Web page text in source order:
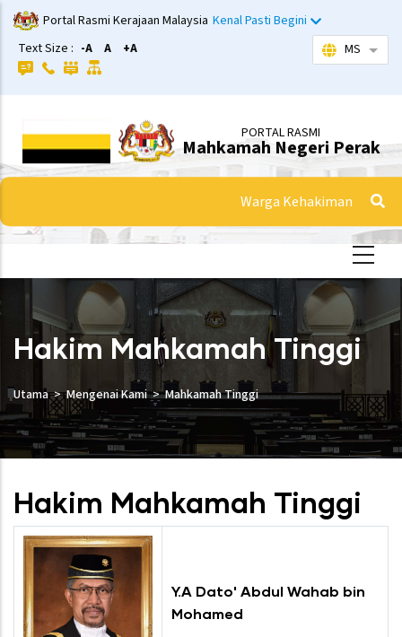
Langkau
ke
kandungan
utama
Portal Rasmi Kerajaan Malaysia Kenal Pasti Begini
Text Size : -A A +A MS
PORTAL RASMI
Mahkamah Negeri Perak
Warga Kehakiman
Hakim Mahkamah Tinggi
Utama Mengenai Kami Mahkamah Tinggi
Hakim Mahkamah Tinggi
Y.A Dato' Abdul Wahab bin
Mohamed